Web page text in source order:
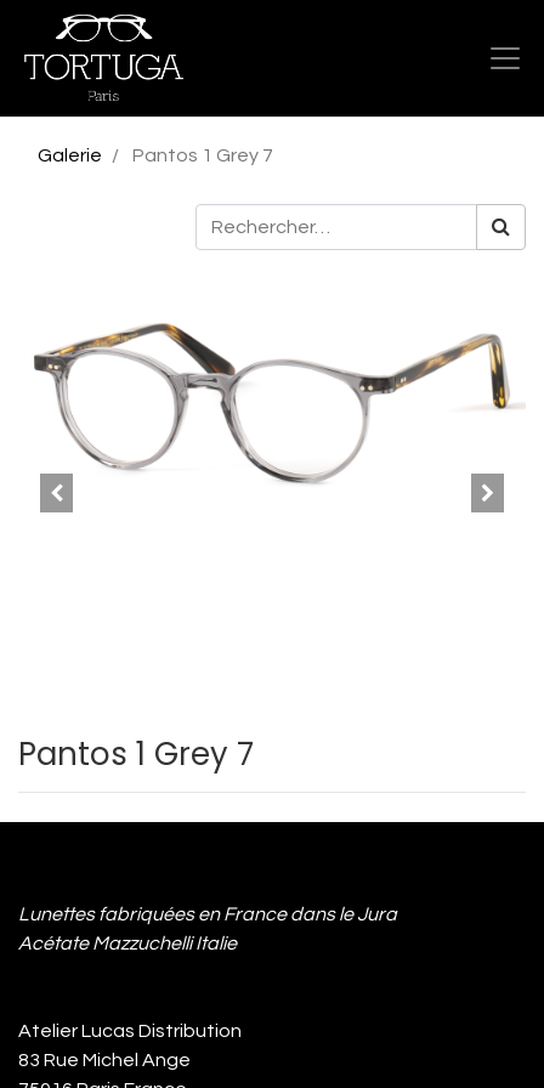
Galerie Pantos 1 Grey 7
Pantos 1 Grey 7
Lunettes fabriquées en France dans le Jura
Acétate Mazzuchelli Italie
Atelier Lucas Distribution
83 Rue Michel Ange